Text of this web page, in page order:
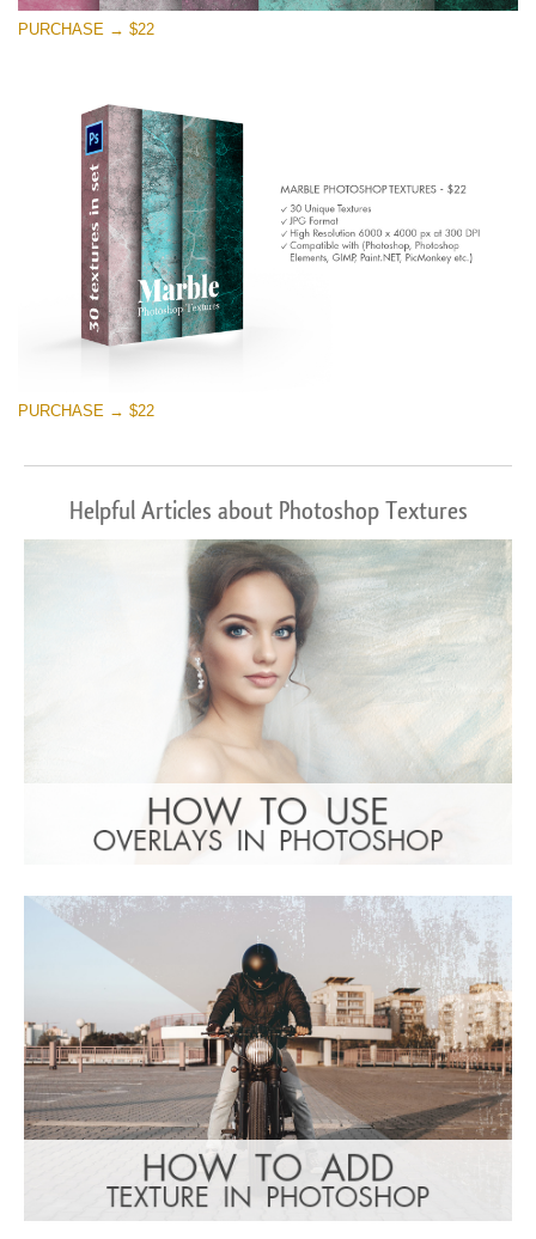
無料ダウンロード
PURCHASE → $22
PURCHASE → $22
Helpful Articles about Photoshop Textures